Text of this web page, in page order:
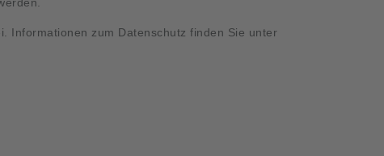
Informationen zum Datenschutz finden Sie unter